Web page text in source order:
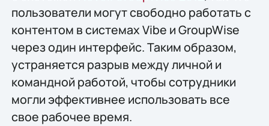
пользователи могут свободно работать с
контентом в системах Vibe и GroupWise
через один интерфейс. Таким образом,
устраняется разрыв между личной и
командной работой, чтобы сотрудники
могли эффективнее использовать все
свое рабочее время.